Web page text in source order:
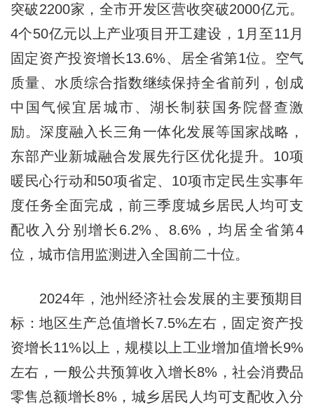
突破2200家，全市开发区营收突破2000亿元。
4个50亿元以上产业项目开工建设，1月至11月
固定资产投资增长13.6%、居全省第1位。空气
质量、水质综合指数继续保持全省前列，创成
中国气候宜居城市、湖长制获国务院督查激
励。深度融入长三角一体化发展等国家战略，
东部产业新城融合发展先行区优化提升。10项
暖民心行动和50项省定、10项市定民生实事年
度任务全面完成，前三季度城乡居民人均可支
配收入分别增长6.2%、8.6%，均居全省第4
位，城市信用监测进入全国前二十位。
2024年，池州经济社会发展的主要预期目
标：地区生产总值增长7.5%左右，固定资产投
资增长11%以上，规模以上工业增加值增长9%
左右，一般公共预算收入增长8%，社会消费品
零售总额增长8%，城乡居民人均可支配收入分